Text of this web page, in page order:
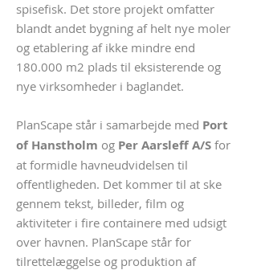
spisefisk. Det store projekt omfatter
blandt andet bygning af helt nye moler
og etablering af ikke mindre end
180.000 m2 plads til eksisterende og
nye virksomheder i baglandet.
PlanScape står i samarbejde med Port
of Hanstholm og Per Aarsleff A/S for
at formidle havneudvidelsen til
offentligheden. Det kommer til at ske
gennem tekst, billeder, film og
aktiviteter i fire containere med udsigt
over havnen. PlanScape står for
tilrettelæggelse og produktion af